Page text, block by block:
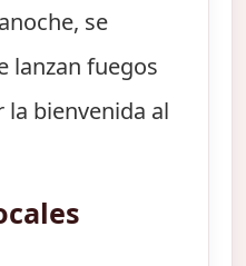
se
lanzan fuegos
bienvenida al